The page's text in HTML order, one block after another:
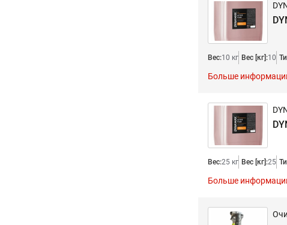
Вес:10 кг Вес [кг]:10
Больше
Вес:25 кг Вес [кг]:25
Больше